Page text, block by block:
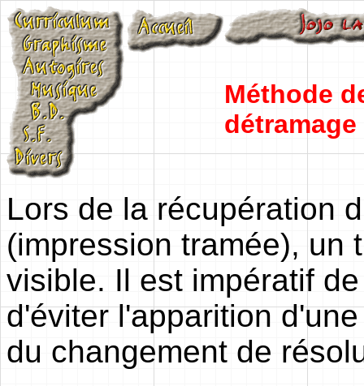
Méthode
détramage
Lors de la récupération
(impression tramée), un
visible. Il est impératif
d'éviter l'apparition
du changement de